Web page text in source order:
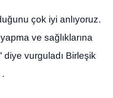
çok iyi anlıyoruz.
ve sağlıklarına
vurguladı Birleşik